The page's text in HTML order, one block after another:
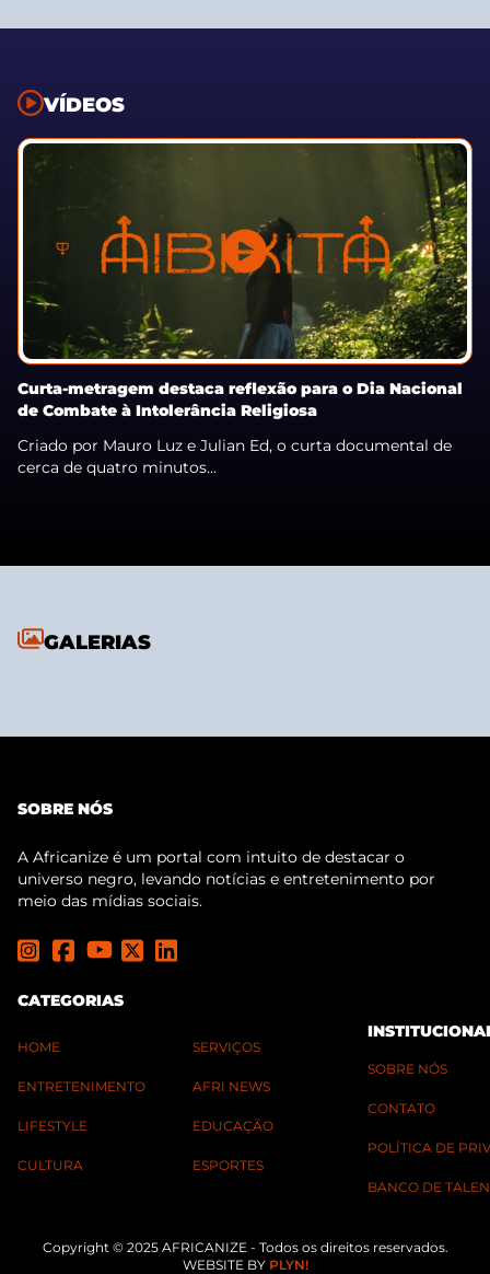
VÍDEOS
Curta-metragem destaca reflexão para o Dia Nacional
de Combate à Intolerância Religiosa
Criado por Mauro Luz e Julian Ed, o curta documental de
cerca de quatro minutos...
GALERIAS
SOBRE NÓS
A Africanize é um portal com intuito de destacar o
universo negro, levando notícias e entretenimento por
meio das mídias sociais.
CATEGORIAS
HOME
ENTRETENIMENTO
LIFESTYLE
CULTURA
SERVIÇOS
AFRI NEWS
EDUCAÇÃO
ESPORTES
SOBRE NÓS
CONTATO
POLÍTICA DE
BANCO DE
Copyright © 2025 AFRICANIZE - Todos os direitos reservados.
WEBSITE BY PLYN!